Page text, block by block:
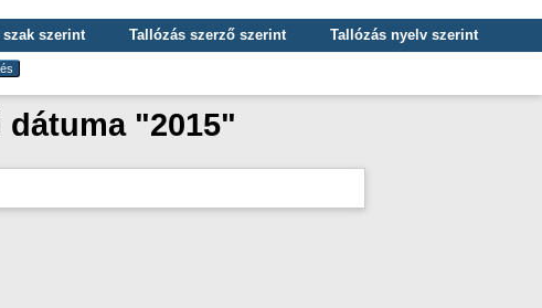
szak szerint Tallózás szerző szerint
Tallózás nyelv szerint
"2015"